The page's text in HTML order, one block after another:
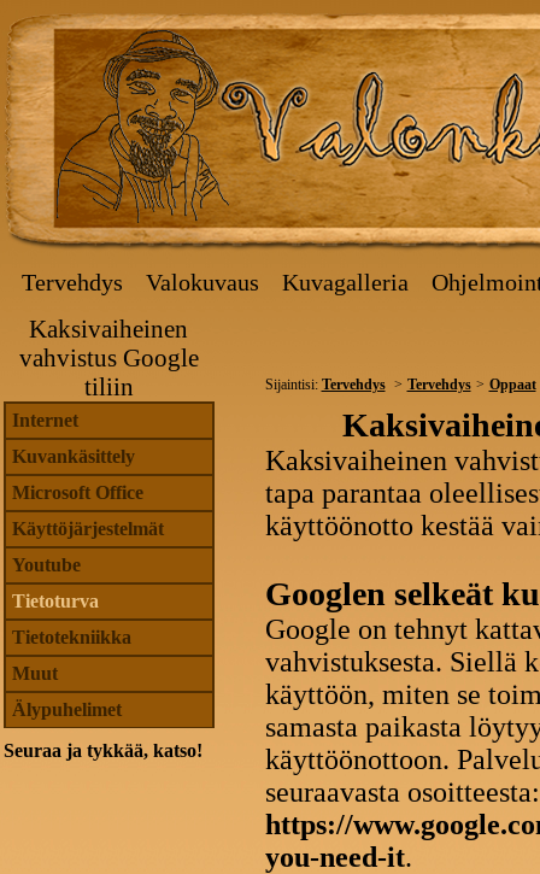
Tervehdys Valokuvaus Kuvagalleria
Kaksivaiheinen
vahvistus Google
tiliin
Internet
Kuvankäsittely
Microsoft Office
Käyttöjärjestelmät
Youtube
Tietoturva
Tietotekniikka
Muut
Älypuhelimet
Seuraa ja tykkää, katso!
Sijaintisi: Tervehdys Tervehdys Oppaat
Kaksivaiheinen
tapa parantaa
käyttöönotto kestää
Googlen selkeät
Google on tehnyt
vahvistuksesta. Siellä
käyttöön, miten se
samasta paikasta
käyttöönottoon.
seuraavasta osoitteesta:
https://
you-need-it.